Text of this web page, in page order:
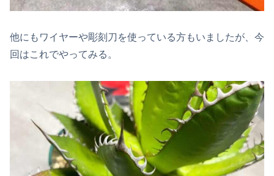
他にもワイヤーや彫刻刀を使っている方もいましたが、今
回はこれでやってみる。